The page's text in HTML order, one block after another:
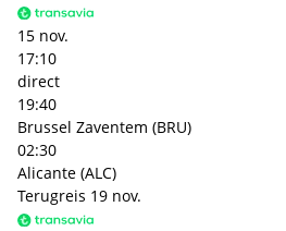
15 nov.
17:10
direct
19:40
Brussel Zaventem (BRU)
02:30
Alicante (ALC)
Terugreis 19 nov.